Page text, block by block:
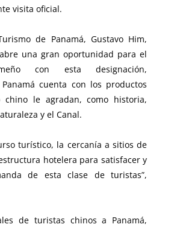
visita oficial.
de Panamá, Gustavo Him,
una gran oportunidad para el
con esta designación,
cuenta con los productos
chino le agradan, como historia,
y el Canal.
turístico, la cercanía a sitios de
hotelera para satisfacer y
de esta clase de turistas”,
de turistas chinos a Panamá,